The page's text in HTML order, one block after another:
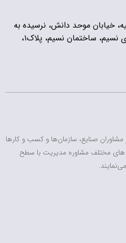
خیابان موحد دانش، نرسیده به
سفارت چین و آوا سنتر، کوچه‌ی نسیم، ساختمان نسیم، پلاک۱،
صنایع، سازمان‌ها و کسب و کارها
مختلف مشاوره مدیریت با سطح